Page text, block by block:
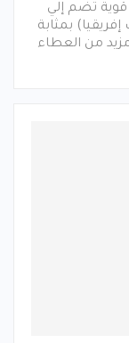
تضم إلي
بمثابة
من العطاء